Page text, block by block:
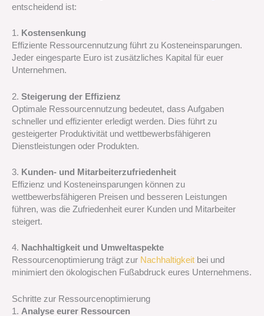
entscheidend ist:
1. Kostensenkung
Effiziente Ressourcennutzung führt zu Kosteneinsparungen.
Jeder eingesparte Euro ist zusätzliches Kapital für euer
Unternehmen.
2. Steigerung der Effizienz
Optimale Ressourcennutzung bedeutet, dass Aufgaben
schneller und effizienter erledigt werden. Dies führt zu
gesteigerter Produktivität und wettbewerbsfähigeren
Dienstleistungen oder Produkten.
3. Kunden- und Mitarbeiterzufriedenheit
Effizienz und Kosteneinsparungen können zu
wettbewerbsfähigeren Preisen und besseren Leistungen
führen, was die Zufriedenheit eurer Kunden und Mitarbeiter
steigert.
4. Nachhaltigkeit und Umweltaspekte
Ressourcenoptimierung trägt zur Nachhaltigkeit bei und
minimiert den ökologischen Fußabdruck eures Unternehmens.
Schritte zur Ressourcenoptimierung
1. Analyse eurer Ressourcen